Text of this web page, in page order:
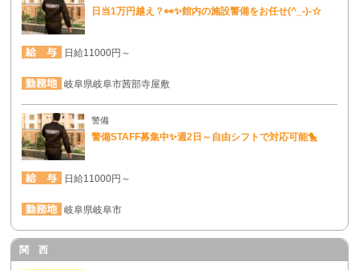
日当1万円越え？👀✨館内の施設警備をお任せ(^_-)-☆
日給11000円～
岐阜県岐阜市茜部寺屋敷
警備
警備STAFF募集中✨週2日～自由シフトで対応可能🐤
日給11000円～
岐阜県岐阜市
関 西